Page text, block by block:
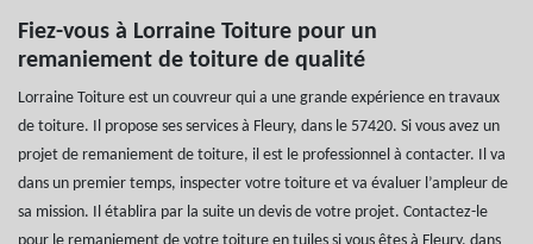
Fiez-vous à Lorraine Toiture pour un
remaniement de toiture de qualité
Lorraine Toiture est un couvreur qui a une grande expérience en travaux
de toiture. Il propose ses services à Fleury, dans le 57420. Si vous avez un
projet de remaniement de toiture, il est le professionnel à contacter. Il va
dans un premier temps, inspecter votre toiture et va évaluer l’ampleur de
sa mission. Il établira par la suite un devis de votre projet. Contactez-le